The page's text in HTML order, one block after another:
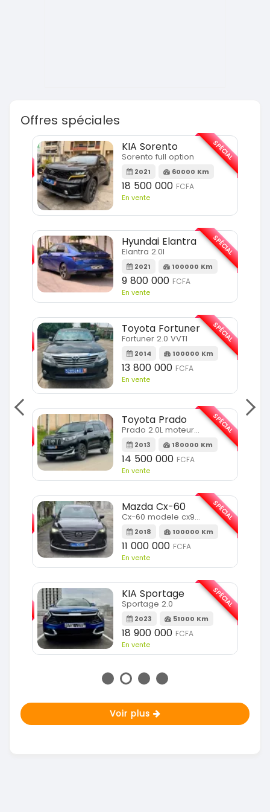
Offres spéciales
SPÉCIAL
KIA Sorento
Sorento full option
2021 60000 Km
18 500 000 FCFA
En vente
SPÉCIAL
Hyundai Elantra
Elantra 2.0l
2021 100000 Km
9 800 000 FCFA
En vente
SPÉCIAL
Toyota Fortuner
Fortuner 2.0 VVTI
2014 100000 Km
13 800 000 FCFA
En vente
SPÉCIAL
Toyota Prado
Prado 2.0L moteur d4d
2013 180000 Km
14 500 000 FCFA
En vente
SPÉCIAL
Mazda Cx-60
Cx-60 modele cx9 full option
2018 100000 Km
11 000 000 FCFA
En vente
SPÉCIAL
KIA Sportage
Sportage 2.0
2023 51000 Km
18 900 000 FCFA
En vente
SPÉCIAL
Voir plus